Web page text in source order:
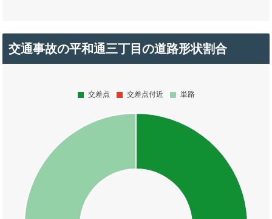
交通事故の平和通三丁目の道路形状割合